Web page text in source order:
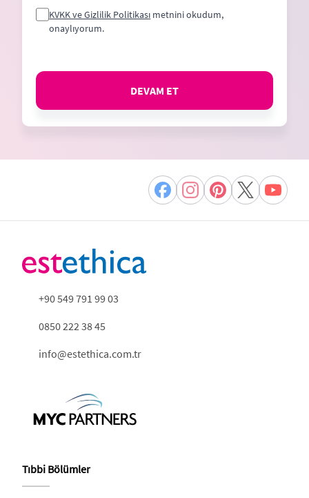
KVKK ve Gizlilik Politikası metnini okudum,
onaylıyorum.
DEVAM ET
+90 549 791 99 03
0850 222 38 45
info@estethica.com.tr
Tıbbi Bölümler